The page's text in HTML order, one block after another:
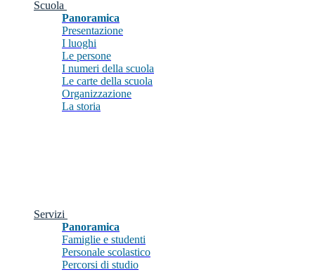
Scuola
Panoramica
Presentazione
I luoghi
Le persone
I numeri della scuola
Le carte della scuola
Organizzazione
La storia
Servizi
Panoramica
Famiglie e studenti
Personale scolastico
Percorsi di studio